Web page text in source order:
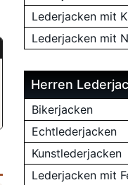
Lederjacken mit
Lederjacken mit
Herren
Bikerjacken
Echtlederjacken
Kunstlederjacken
Lederjacken mit